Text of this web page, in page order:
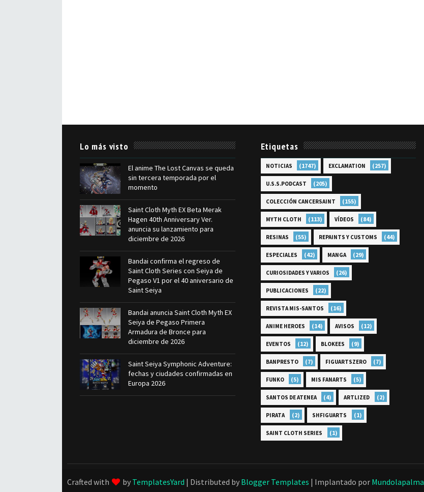
Lo más visto
El anime The Lost Canvas se queda
sin tercera temporada por el
momento
Saint Cloth Myth EX Beta Merak
Hagen 40th Anniversary Ver.
anuncia su lanzamiento para
diciembre de 2026
Bandai confirma el regreso de
Saint Cloth Series con Seiya de
Pegaso V1 por el 40 aniversario de
Saint Seiya
Bandai anuncia Saint Cloth Myth EX
Seiya de Pegaso Primera
Armadura de Bronce para
diciembre de 2026
Saint Seiya Symphonic Adventure:
fechas y ciudades confirmadas en
Europa 2026
Etiquetas
NOTICIAS (1747) EXCLAMATION (257)
U.S.S.PODCAST (205)
COLECCIÓN CANCERSAINT (155)
MYTH CLOTH (113) VÍDEOS (84)
RESINAS (55) REPAINTS Y CUSTOMS (44)
ESPECIALES (42) MANGA (29)
CURIOSIDADES Y VARIOS (26)
PUBLICACIONES (22)
REVISTA MIS-SANTOS (16)
ANIME HEROES (14) AVISOS (12)
EVENTOS (12) BLOKEES (9)
BANPRESTO (7) FIGUARTSZERO (7)
FUNKO (5) MIS FANARTS (5)
SANTOS DE ATENEA (4) ARTLIZED (2)
PIRATA (2) SHFIGUARTS (1)
SAINT CLOTH SERIES (1)
Crafted with by TemplatesYard | Distributed by Blogger Templates | Implantado por Mundolapalma